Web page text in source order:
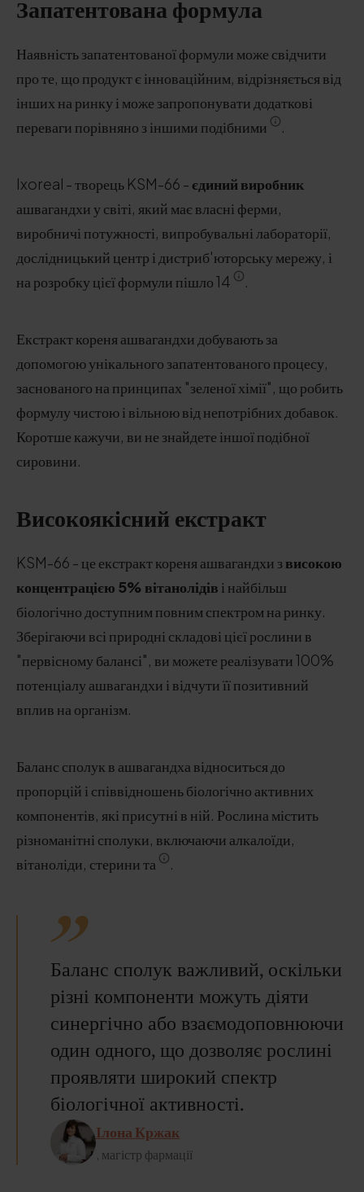
Запатентована формула
Наявність запатентованої формули може свідчити
про те, що продукт є інноваційним, відрізняється від
інших на ринку і може запропонувати додаткові
переваги порівняно з іншими подібними
.
Ixoreal - творець KSM-66 - єдиний виробник
ашвагандхи у світі, який має власні ферми,
виробничі потужності, випробувальні лабораторії,
дослідницький центр і дистриб'юторську мережу, і
на розробку цієї формули пішло 14
.
Екстракт кореня ашвагандхи добувають за
допомогою унікального запатентованого процесу,
заснованого на принципах "зеленої хімії", що робить
формулу чистою і вільною від непотрібних добавок.
Коротше кажучи, ви не знайдете іншої подібної
сировини.
Високоякісний екстракт
KSM-66 - це екстракт кореня ашвагандхи звисокою
концентрацією 5% вітанолідів і найбільш
біологічно доступним повним спектром на ринку.
Зберігаючи всі природні складові цієї рослини в
"первісному балансі", ви можете реалізувати 100%
потенціалу ашвагандхи і відчути її позитивний
вплив на організм.
Баланс сполук в ашвагандха відноситься до
пропорцій і співвідношень біологічно активних
компонентів, які присутні в ній. Рослина містить
різноманітні сполуки, включаючи алкалоїди,
вітаноліди, стерини та
.
Баланс сполук важливий, оскільки
різні компоненти можуть діяти
синергічно або взаємодоповнюючи
один одного, що дозволяє рослині
проявляти широкий спектр
біологічної активності.
Ілона Кржак
, магістр фармації